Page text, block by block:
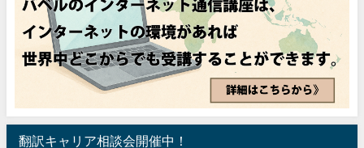
翻訳キャリア相談会開催中！